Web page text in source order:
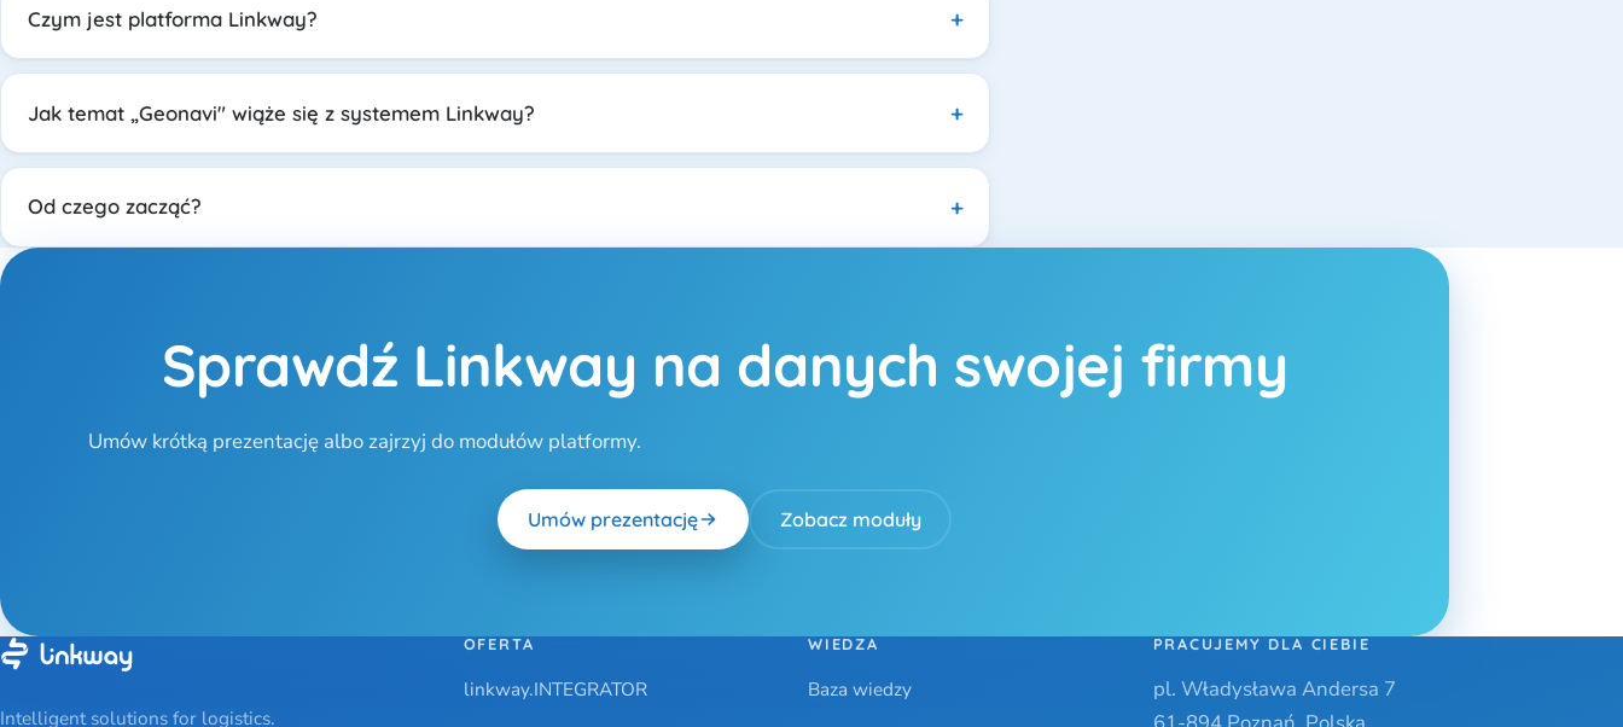
Czym jest platforma Linkway?
Jak temat „Geonavi" wiąże się z systemem Linkway?
Od czego zacząć?
Sprawdź Linkway na danych swojej firmy
Umów krótką prezentację albo zajrzyj do modułów platformy.
Umów prezentację Zobacz moduły
Intelligent solutions for logistics.
OFERTA
linkway.INTEGRATOR
WIEDZA
Baza wiedzy
PRACUJEMY DLA CIEBIE
pl. Władysława Andersa 7